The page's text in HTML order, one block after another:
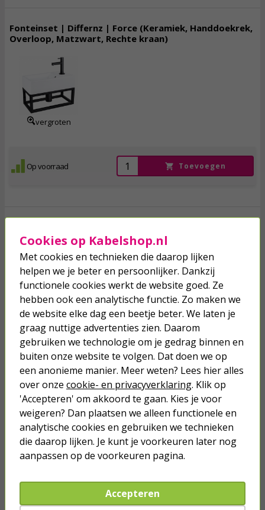
Fonteinset | Differnz | Force (Keramiek, Handdoekrek,
Overloop, Matzwart, Rechte kraan)
vergroten
Op voorraad Toevoegen
Matzwart, Rechte kraan)
vergroten
181,
incl. btw
Op voorraad Toevoegen
Fonteinset | Differnz | Helios (Keramiek, Chroom,
Kraan links)
109,95
Cookies op Kabelshop.nl
Met cookies en technieken die daarop lijken
helpen we je beter en persoonlijker. Dankzij
functionele cookies werkt de website goed. Ze
hebben ook een analytische functie. Zo maken we
de website elke dag een beetje beter. We laten je
graag nuttige advertenties zien. Daarom
gebruiken we technologie om je gedrag binnen en
buiten onze website te volgen. Dat doen we op
een anonieme manier. Meer weten? Lees hier alles
over onze cookie- en privacyverklaring. Klik op
'Accepteren' om akkoord te gaan. Kies je voor
weigeren? Dan plaatsen we alleen functionele en
analytische cookies en gebruiken we technieken
die daarop lijken. Je kunt je voorkeuren later nog
aanpassen op de voorkeuren pagina.
Accepteren